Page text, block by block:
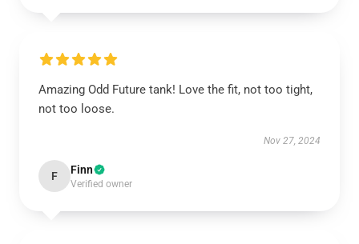
Amazing Odd Future tank! Love the fit, not too tight,
not too loose.
Nov 27, 2024
F Finn
Verified owner